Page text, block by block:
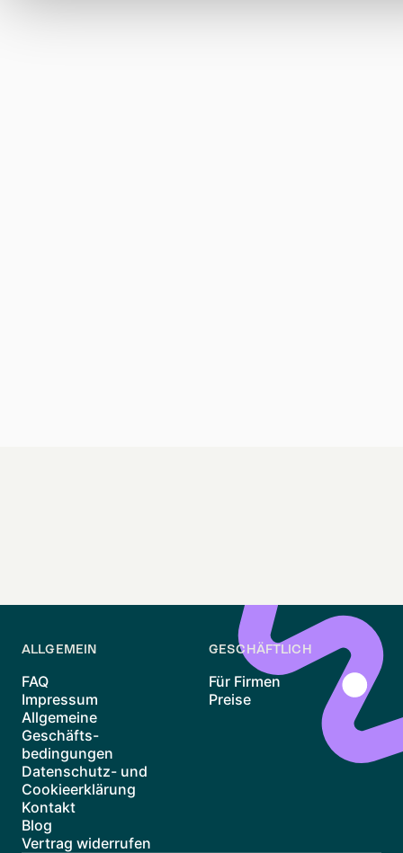
ALLGEMEIN
FAQ
Impressum
Allgemeine
Geschäfts-
bedingungen
Datenschutz- und
Cookieerklärung
Kontakt
Blog
Vertrag widerrufen
GESCHÄFTLICH
Für Firmen
Preise